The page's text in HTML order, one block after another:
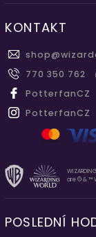
KONTAKT
shop@
770 350 762
PotterfanCZ
PotterfanCZ
are © & ™
POSLEDNÍ